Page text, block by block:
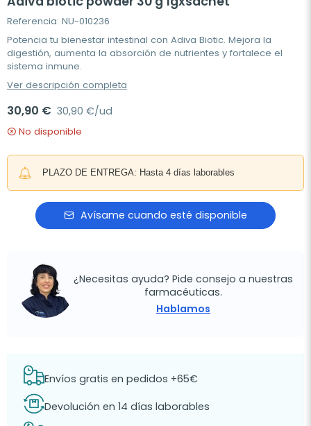
Referencia: NU-010236
Potencia tu bienestar intestinal con Adiva Biotic. Mejora la
digestión, aumenta la absorción de nutrientes y fortalece el
sistema inmune.
Ver descripción completa
30,90 € 30,90 €/ud
No disponible
PLAZO DE ENTREGA: Hasta 4 días laborables
Avísame cuando esté disponible
¿Necesitas ayuda? Pide consejo a nuestras
farmacéuticas.
Hablamos
Envíos gratis en pedidos +65€
Devolución en 14 días laborables